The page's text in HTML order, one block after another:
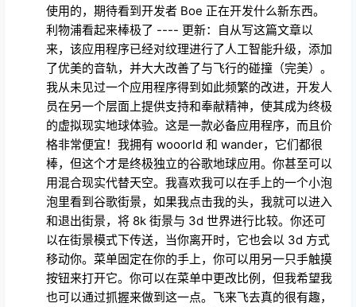
使用的，期待看到开发者 Boe 正在开发什么新东西。
利物浦看起来棒极了 ---- 更新：自从写这篇文章以
来，该应用程序已经对纹理进行了人工智能升级，添加
了优美的音轨，并大大改善了与飞行的碰撞（完美）。
我从未见过一个应用程序得到如此频繁的改进，开发人
员在另一个层面上提供支持和奉献精神，使其成为终极
的虚拟现实地球体验。这是一款必备应用程序，而且价
格非常便宜！我拥有 wooorld 和 wander，它们都很
棒，但这个才是终极独立的谷歌地球应用。你甚至可以
用混合现实代替天空。我喜欢我可以在手上的一个小泡
泡里看到谷歌街景，如果我点击我的头，我就可以进入
和退出街景，将 8k 街景与 3d 世界进行比较。你还可
以在街景模式下传送，当你离开时，它也会以 3d 方式
移动你。菜单固定在你的手上，你可以用另一只手触摸
按钮来打开它。你可以在菜单中更改比例，但我希望我
也可以通过抓握来做到这一点。飞来飞去真的很有趣，